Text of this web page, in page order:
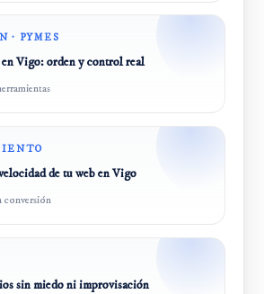
· PYMES
en Vigo: orden y control real
de tu web en Vigo
conversión
sin miedo ni improvisación